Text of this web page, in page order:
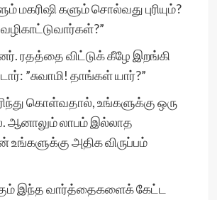
மகரிஷி களும் சொல்வது புரியும்?
ரதத்தை விட்டுக் கீழே இறங்கி
”சுவாமி! தாங்கள் யார்?”
கொள்வதால், உங்களுக்கு ஒரு
ஆனாலும் லாபம் இல்லாத
உங்களுக்கு அதிக விருப்பம்
இந்த வார்த்தைகளைக் கேட்ட